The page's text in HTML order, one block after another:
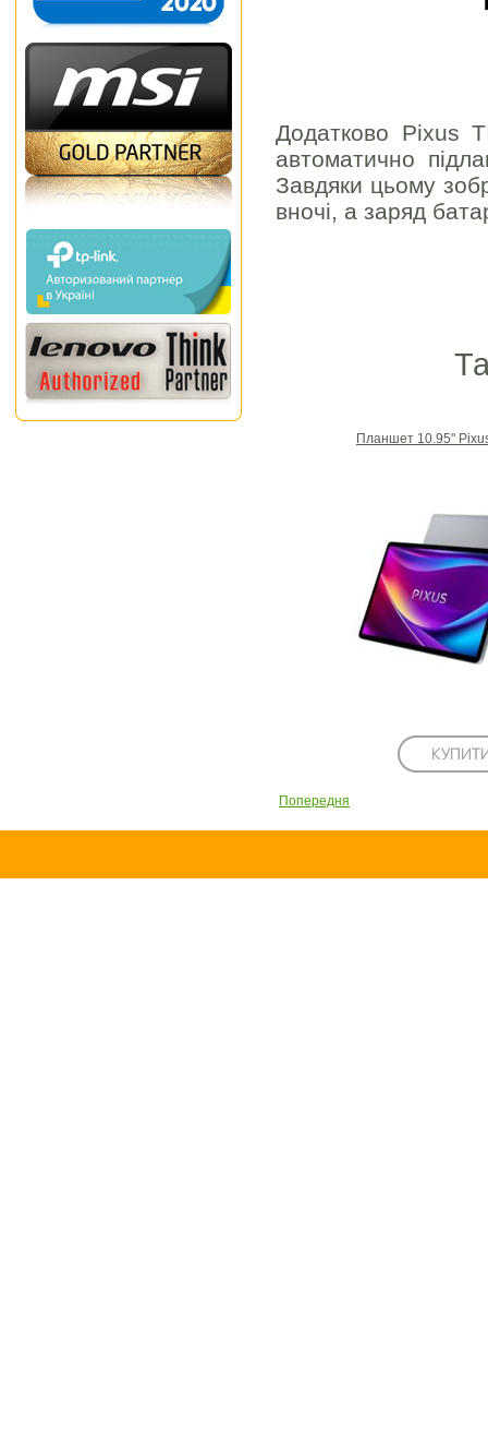
Додатково Pixus
автоматично
Завдяки цьому
вночі, а заряд
Планшет 10.95"
Попередня